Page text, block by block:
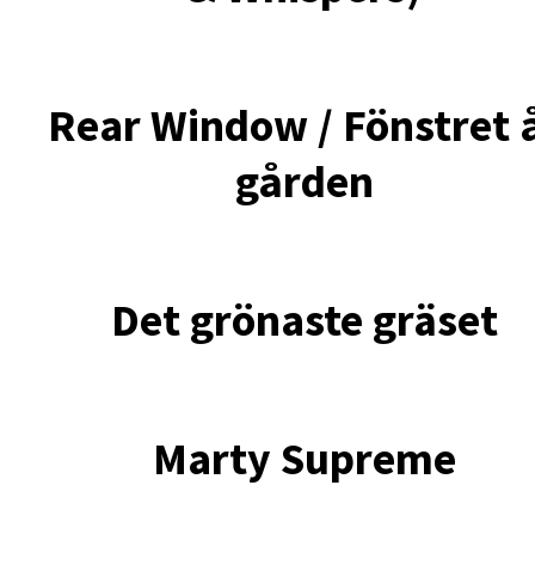
Rear Window / Fönstret
gården
Det grönaste gräset
Marty Supreme